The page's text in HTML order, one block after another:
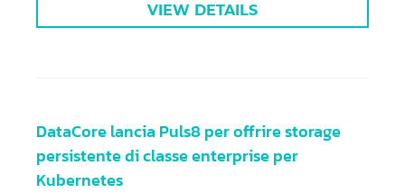
VIEW DETAILS
DataCore lancia Puls8 per offrire storage
persistente di classe enterprise per
Kubernetes